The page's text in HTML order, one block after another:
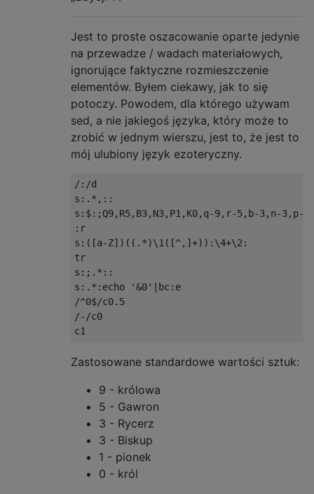
                }
} catch (Exception e) { // who
            e.printStackTrace();
        }
        return instances;
    }
Jest to proste oszacowanie oparte jedynie
na przewadze / wadach materiałowych,
ignorujące faktyczne rozmieszczenie
elementów. Byłem ciekawy, jak to się
potoczy. Powodem, dla którego używam
sed, a nie jakiegoś języka, który może to
zrobić w jednym wierszu, jest to, że jest to
mój ulubiony język ezoteryczny.
/:/
s :.*,::
s : $:; Q9, R5, B3, N3, P1 , K0, q-9, r-5, b-3, n-3, p-
:
s :([a-Z])((.*)\1 ([^,]+)): \4+\2 :
s :;.*::
s :.*: echo '&0' bc :
/^0$/c0. 5
/-/
Zastosowane standardowe wartości sztuk:
9 - królowa
5 - Gawron
3 - Rycerz
3 - Biskup
1 - pionek
0 - król